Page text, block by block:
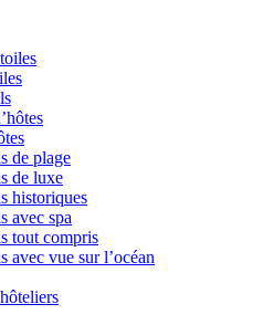
de plage
de luxe
historiques
avec spa
tout compris
avec vue sur l’océan